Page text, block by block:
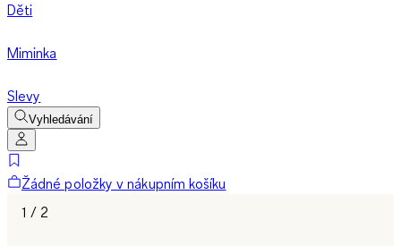
Děti
Miminka
Slevy
Vyhledávání
Žádné položky v nákupním košíku
1 / 2